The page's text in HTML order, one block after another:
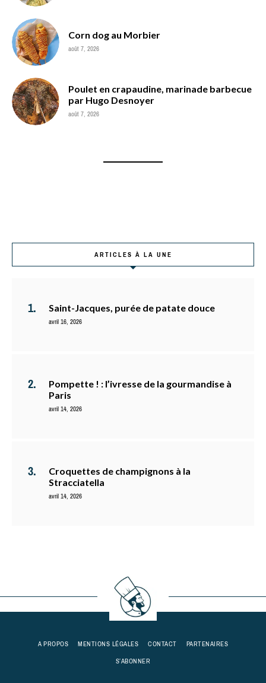
Corn dog au Morbier
août 7, 2026
Poulet en crapaudine, marinade barbecue
par Hugo Desnoyer
août 7, 2026
ARTICLES À LA UNE
Saint-Jacques, purée de patate douce
avril 16, 2026
Pompette ! : l’ivresse de la gourmandise à
Paris
avril 14, 2026
Croquettes de champignons à la
Stracciatella
avril 14, 2026
A PROPOS MENTIONS LÉGALES CONTACT
PARTENAIRES
S’ABONNER